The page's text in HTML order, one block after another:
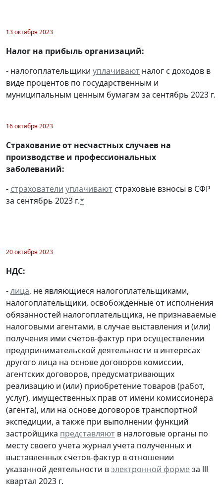
13 октября 2023
Налог на прибыль организаций:
- налогоплательщики уплачивают налог с доходов в
виде процентов по государственным и
муниципальным ценным бумагам за сентябрь 2023 г.
16 октября 2023
Страхование от несчастных случаев на
производстве и профессиональных
заболеваний:
- страхователи уплачивают страховые взносы в СФР
за сентябрь 2023 г.*
20 октября 2023
НДС:
-лица, не являющиеся налогоплательщиками,
налогоплательщики, освобожденные от исполнения
обязанностей налогоплательщика, не признаваемые
налоговыми агентами, в случае выставления и (или)
получения ими счетов-фактур при осуществлении
предпринимательской деятельности в интересах
другого лица на основе договоров комиссии,
агентских договоров, предусматривающих
реализацию и (или) приобретение товаров (работ,
услуг), имущественных прав от имени комиссионера
(агента), или на основе договоров транспортной
экспедиции, а также при выполнении функций
застройщика представляют в налоговые органы по
месту своего учета журнал учета полученных и
выставленных счетов-фактур в отношении
указанной деятельности вэлектронной формеза lll
квартал 2023 г.